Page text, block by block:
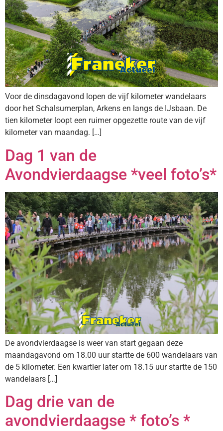
Voor de dinsdagavond lopen de vijf kilometer wandelaars
door het Schalsumerplan, Arkens en langs de IJsbaan. De
tien kilometer loopt een ruimer opgezette route van de vijf
kilometer van maandag. […]
Dag 1 van de
Avondvierdaagse *veel foto’s*
De avondvierdaagse is weer van start gegaan deze
maandagavond om 18.00 uur startte de 600 wandelaars van
de 5 kilometer. Een kwartier later om 18.15 uur startte de 150
wandelaars […]
Dag drie van de
avondvierdaagse * foto’s *